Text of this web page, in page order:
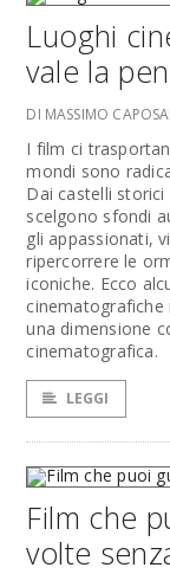
Luoghi
vale la
DI MASSIMO
I film ci
mondi sono
Dai castelli
scelgono sfondi
gli appassionati,
ripercorrere le
iconiche. Ecco
una dimensione
cinematografica.
LEGGI
Film che
volte